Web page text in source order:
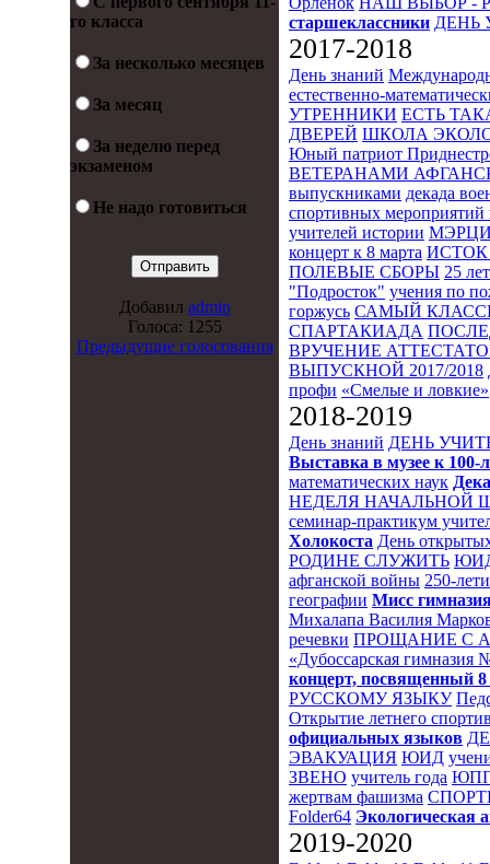
го класса
За несколько месяцев
За месяц
За неделю перед
экзаменом
Не надо готовиться
Добавил admin
Голоса: 1255
Предыдущие голосования
старшеклассники ДЕНЬ
2017-2018
День знаний
естественно-
УТРЕННИКИ ЕСТЬ
ДВЕРЕЙ ШКОЛА
Юный патриот
ВЕТЕРАНАМИ
выпускниками декада
спортивных мероприятий
учителей истории
концерт к 8 марта ИСТОК
ПОЛЕВЫЕ СБОРЫ 25
"Подросток" учения по
горжусь САМЫЙ
СПАРТАКИАДА
ВРУЧЕНИЕ
ВЫПУСКНОЙ 2017/2018
профи «Смелые и ловкие»
2018-2019
День знаний ДЕНЬ
Выставка в музее к
математических наук
НЕДЕЛЯ НАЧАЛЬНОЙ
семинар-практикум
Холокоста День
РОДИНЕ СЛУЖИТЬ
афганской войны 250-
географии Мисс
Михалапа Василия
речевки ПРОЩАНИЕ С
«Дубоссарская гимназия
концерт, посвященный
РУССКОМУ ЯЗЫКУ
Открытие летнего
официальных языков
ЭВАКУАЦИЯ ЮИД
ЗВЕНО учитель года
жертвам фашизма
Folder64 Экологическая
2019-2020